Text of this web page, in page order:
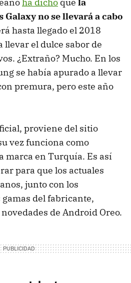
Galaxy no se llevará a cabo
hasta llegado el 2018
llevar el dulce sabor de
¿Extraño? Mucho. En los
se había apurado a llevar
premura, pero este año
proviene del sitio
vez funciona como
marca en Turquía. Es así
para que los actuales
junto con los
del fabricante,
de Android Oreo.